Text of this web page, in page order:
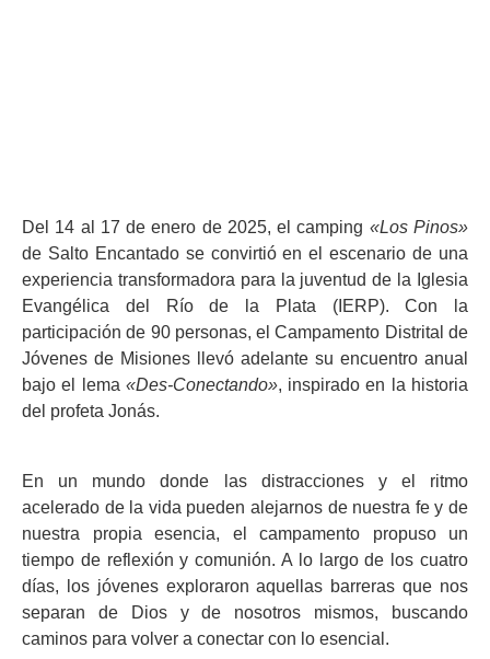
Del 14 al 17 de enero de 2025, el camping «Los Pinos»
de Salto Encantado se convirtió en el escenario de una
experiencia transformadora para la juventud de la Iglesia
Evangélica del Río de la Plata (IERP). Con la
participación de 90 personas, el Campamento Distrital de
Jóvenes de Misiones llevó adelante su encuentro anual
bajo el lema «Des-Conectando», inspirado en la historia
del profeta Jonás.
En un mundo donde las distracciones y el ritmo
acelerado de la vida pueden alejarnos de nuestra fe y de
nuestra propia esencia, el campamento propuso un
tiempo de reflexión y comunión. A lo largo de los cuatro
días, los jóvenes exploraron aquellas barreras que nos
separan de Dios y de nosotros mismos, buscando
caminos para volver a conectar con lo esencial.